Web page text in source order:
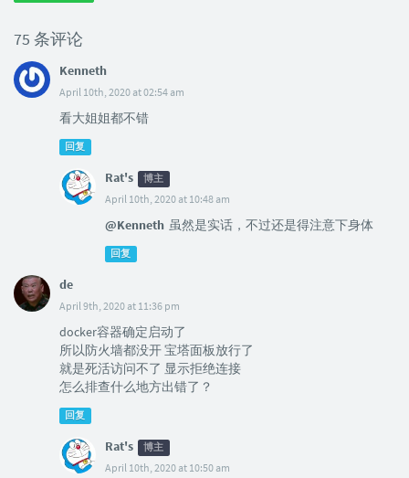
75 条评论
Kenneth
April 10th, 2020 at 02:54 am
看大姐姐都不错
回复
Rat's 博主
April 10th, 2020 at 10:48 am
@Kenneth 虽然是实话，不过还是得注意下身体
回复
de
April 9th, 2020 at 11:36 pm
docker容器确定启动了
所以防火墙都没开 宝塔面板放行了
就是死活访问不了 显示拒绝连接
怎么排查什么地方出错了？
回复
Rat's 博主
April 10th, 2020 at 10:50 am